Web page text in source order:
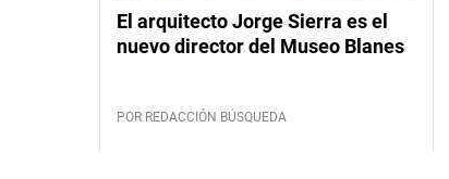
El arquitecto Jorge Sierra es el
nuevo director del Museo Blanes
POR REDACCIÓN BÚSQUEDA